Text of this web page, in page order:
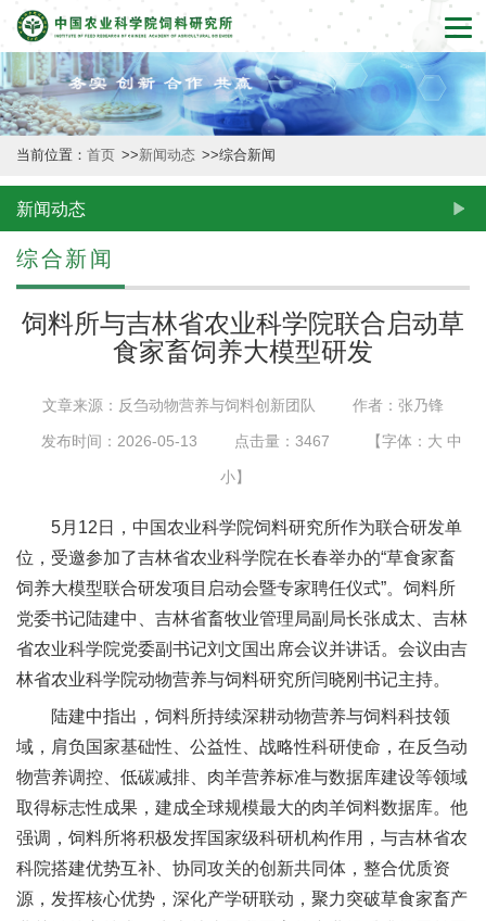
首
页
本
所
概
况
新
闻
团
队
科
技
台
成
果
转
当前位置： 首页 >>新闻动态 >>综合新闻
新闻动态
综合新闻
饲料所与吉林省农业科学院联合启动草
食家畜饲养大模型研发
文章来源：反刍动物营养与饲料创新团队 作者：张乃锋
发布时间：2026-05-13 点击量： 3467 【字体： 大 中
小】
5月12日，中国农业科学院饲料研究所作为联合研发单
位，受邀参加了吉林省农业科学院在长春举办的“草食家畜
饲养大模型联合研发项目启动会暨专家聘任仪式”。饲料所
党委书记陆建中、吉林省畜牧业管理局副局长张成太、吉林
省农业科学院党委副书记刘文国出席会议并讲话。会议由吉
林省农业科学院动物营养与饲料研究所闫晓刚书记主持。
陆建中指出，饲料所持续深耕动物营养与饲料科技领
域，肩负国家基础性、公益性、战略性科研使命，在反刍动
物营养调控、低碳减排、肉羊营养标准与数据库建设等领域
取得标志性成果，建成全球规模最大的肉羊饲料数据库。他
强调，饲料所将积极发挥国家级科研机构作用，与吉林省农
科院搭建优势互补、协同攻关的创新共同体，整合优质资
源，发挥核心优势，深化产学研联动，聚力突破草食家畜产